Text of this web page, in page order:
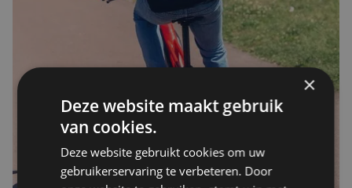
×
Deze website maakt gebruik
van cookies.
Deze website gebruikt cookies om uw
gebruikerservaring te verbeteren. Door